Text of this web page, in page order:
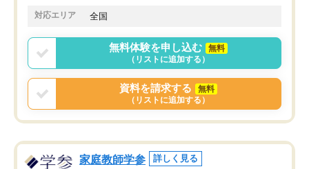
対応エリア 全国
無料体験を申し込む
無料
（リストに追加する）
資料を請求する
無料
（リストに追加する）
家庭教師学参 詳しく見る